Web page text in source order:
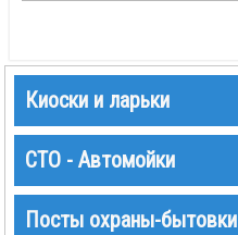
Киоски и ларьки
СТО - Автомойки
Посты охраны-бытовки